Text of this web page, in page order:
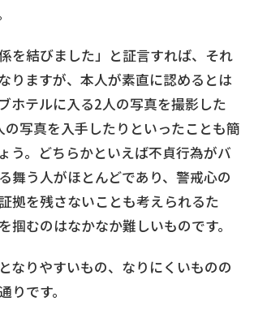
その他の男女問題
を結びました」と証言すれば、それ
りますが、本人が素直に認めるとは
ホテルに入る2人の写真を撮影した
の写真を入手したりといったことも簡
う。どちらかといえば不貞行為がバ
舞う人がほとんどであり、警戒心の
拠を残さないことも考えられるた
掴むのはなかなか難しいものです。
なりやすいもの、なりにくいものの
りです。